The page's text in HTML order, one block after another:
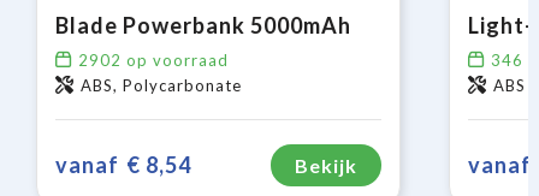
Blade Powerbank 5000mAh
2902 op voorraad
ABS, Polycarbonate
vanaf € 8,54 Bekijk
346
ABS
vanaf